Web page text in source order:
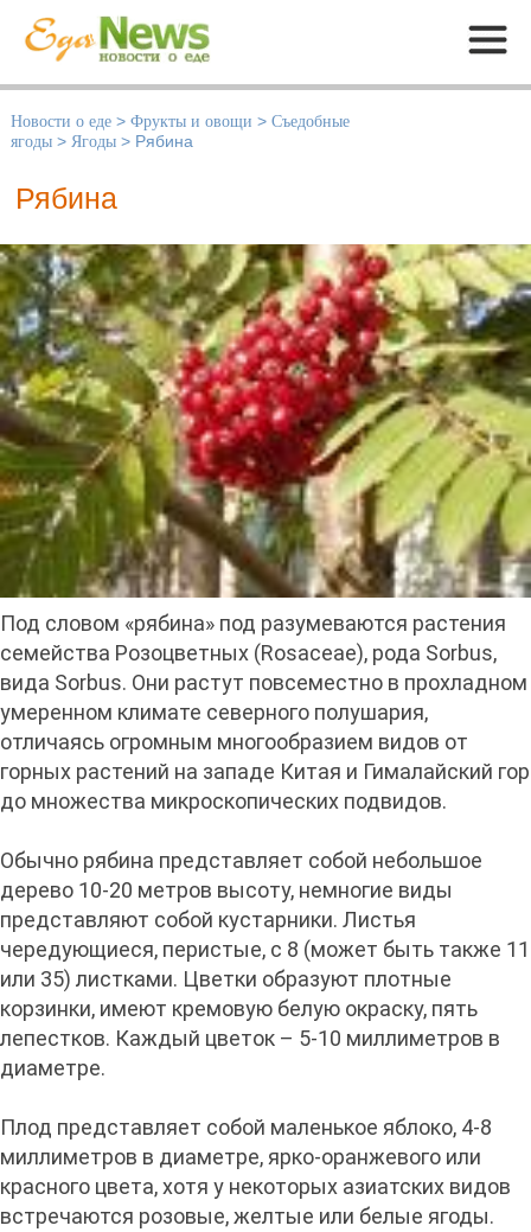
Меню
Новости о еде > Фрукты и овощи > Съедобные
ягоды > Ягоды > Рябина
Рябина
Под словом «рябина» под разумеваются растения
семейства Розоцветных (Rosaceae), рода Sorbus,
вида Sorbus. Они растут повсеместно в прохладном
умеренном климате северного полушария,
отличаясь огромным многообразием видов от
горных растений на западе Китая и Гималайский гор
до множества микроскопических подвидов.
Обычно рябина представляет собой небольшое
дерево 10-20 метров высоту, немногие виды
представляют собой кустарники. Листья
чередующиеся, перистые, с 8 (может быть также 11
или 35) листками. Цветки образуют плотные
корзинки, имеют кремовую белую окраску, пять
лепестков. Каждый цветок – 5-10 миллиметров в
диаметре.
Плод представляет собой маленькое яблоко, 4-8
миллиметров в диаметре, ярко-оранжевого или
красного цвета, хотя у некоторых азиатских видов
встречаются розовые, желтые или белые ягоды.